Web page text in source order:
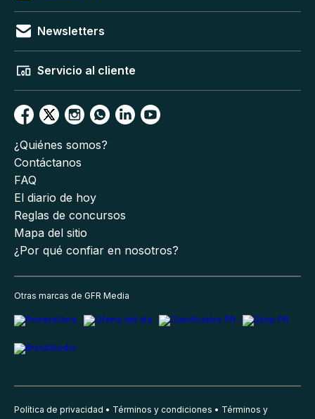
Newsletters
Servicio al cliente
¿Quiénes somos?
Contáctanos
FAQ
El diario de hoy
Reglas de concursos
Mapa del sitio
¿Por qué confiar en nosotros?
Otras marcas de GFR Media
Política de privacidad Términos y condiciones Términos y